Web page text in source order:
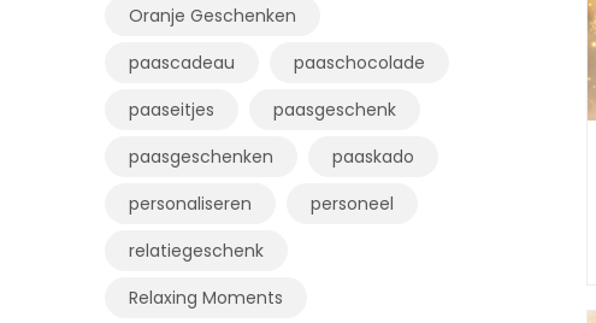
Oranje Geschenken
paascadeau
paaschocolade
paaseitjes
paasgeschenk
paasgeschenken
paaskado
personaliseren
personeel
relatiegeschenk
Relaxing Moments